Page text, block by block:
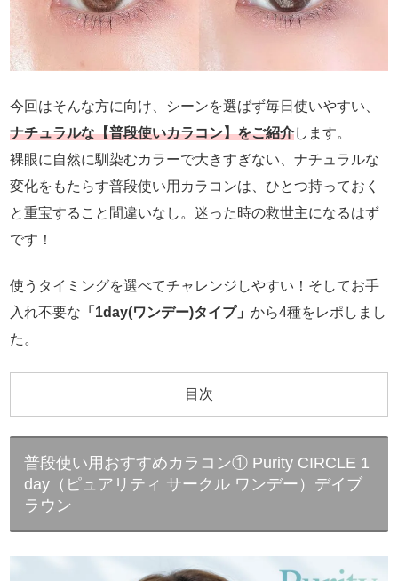
今回はそんな方に向け、シーンを選ばず毎日使いやすい、
ナチュラルな【普段使いカラコン】をご紹介します。
裸眼に自然に馴染むカラーで大きすぎない、ナチュラルな
変化をもたらす普段使い用カラコンは、ひとつ持っておく
と重宝すること間違いなし。迷った時の救世主になるはず
です！
使うタイミングを選べてチャレンジしやすい！そしてお手
入れ不要な 「1day(ワンデー)タイプ」 から4種をレポしまし
た。
目次
普段使い用おすすめカラコン① Purity CIRCLE 1
day（ピュアリティ サークル ワンデー）デイブ
ラウン